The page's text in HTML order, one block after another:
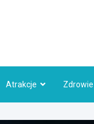
Atrakcje Zdrowie